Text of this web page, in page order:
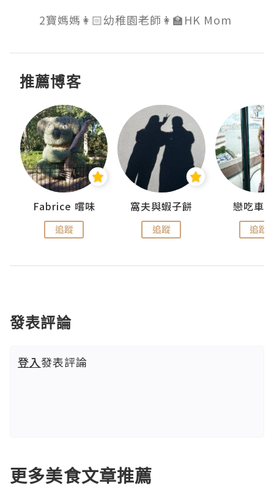
推薦博客
Fabrice 嚐味
追蹤
窩夫與蝦子餅
追蹤
戀吃車
追蹤
發表評論
登入發表評論
更多美食文章推薦